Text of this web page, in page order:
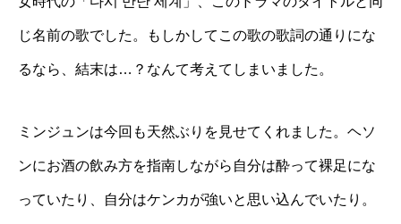
じ名前の歌でした。もしかしてこの歌の歌詞の通りにな
るなら、結末は…？なんて考えてしまいました。
ミンジュンは今回も天然ぶりを見せてくれました。ヘソ
ンにお酒の飲み方を指南しながら自分は酔って裸足にな
っていたり、自分はケンカが強いと思い込んでいたり。